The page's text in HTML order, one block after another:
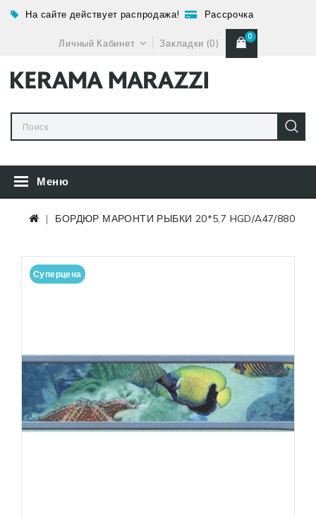
На сайте действует распродажа! Рассрочка
Личный Кабинет Закладки (0)
0
Меню
БОРДЮР МАРОНТИ РЫБКИ 20*5,7 HGD/A47/880
Суперцена